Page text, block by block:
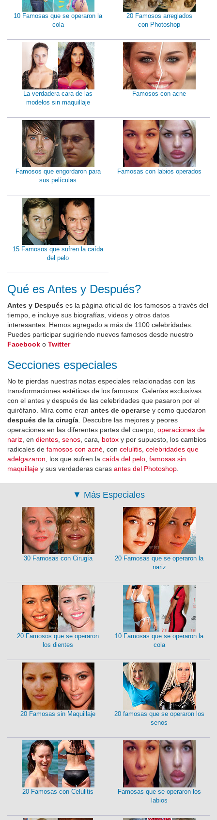
10 Famosas que se operaron la
cola
20 Famosos arreglados
con Photoshop
La verdadera cara de las
modelos sin maquillaje
Famosos con acne
Famosos que engordaron para
sus películas
Famosas con labios operados
15 Famosos que sufren la caída
del pelo
Qué es Antes y Después?
Antes y Después es la página oficial de los famosos a través del
tiempo, e incluye sus biografías, videos y otros datos
interesantes. Hemos agregado a más de 1100 celebridades.
Puedes participar sugiriendo nuevos famosos desde nuestro
Facebook o Twitter
Secciones especiales
No te pierdas nuestras notas especiales relacionadas con las
transformaciones estéticas de los famosos. Galerías exclusivas
con el antes y después de las celebridades que pasaron por el
quirófano. Mira como eran antes de operarse y como quedaron
después de la cirugía . Descubre las mejores y peores
operaciones en las diferentes partes del cuerpo, operaciones de
nariz , en dientes senos , cara, botox y por supuesto, los cambios
radicales de famosos con acné , con celulitis celebridades que
adelgazaron , los que sufren la caída del pelo famosas sin
maquillaje y sus verdaderas caras antes del Photoshop
▼ Más Especiales
30 Famosas con Cirugía
20 Famosas que se operaron la
nariz
20 Famosos que se operaron
los dientes
10 Famosas que se operaron la
cola
20 Famosas sin Maquillaje
20 famosas que se operaron los
senos
20 Famosas con Celulitis
Famosas que se operaron los
labios